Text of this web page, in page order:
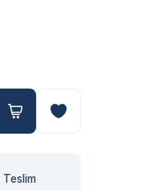
Teslim